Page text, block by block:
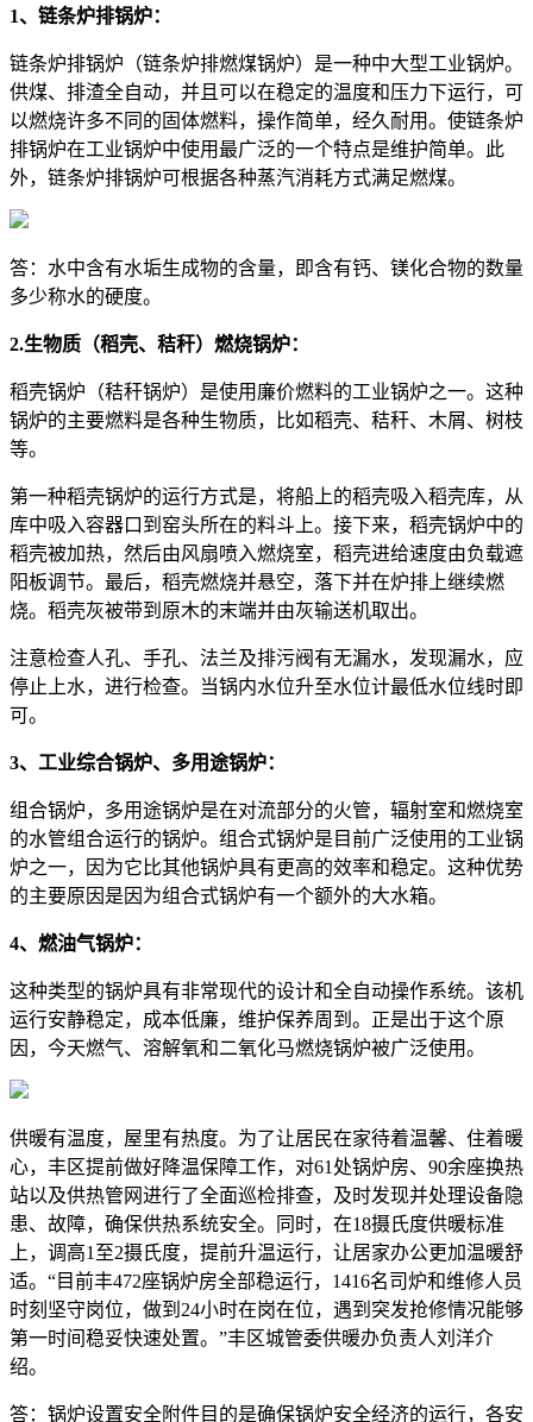
1、链条炉排锅炉：
链条炉排锅炉（链条炉排燃煤锅炉）是一种中大型工业锅炉。
供煤、排渣全自动，并且可以在稳定的温度和压力下运行，可
以燃烧许多不同的固体燃料，操作简单，经久耐用。使链条炉
排锅炉在工业锅炉中使用最广泛的一个特点是维护简单。此
外，链条炉排锅炉可根据各种蒸汽消耗方式满足燃煤。
答：水中含有水垢生成物的含量，即含有钙、镁化合物的数量
多少称水的硬度。
2.生物质（稻壳、秸秆）燃烧锅炉：
稻壳锅炉（秸秆锅炉）是使用廉价燃料的工业锅炉之一。这种
锅炉的主要燃料是各种生物质，比如稻壳、秸秆、木屑、树枝
等。
第一种稻壳锅炉的运行方式是，将船上的稻壳吸入稻壳库，从
库中吸入容器口到窑头所在的料斗上。接下来，稻壳锅炉中的
稻壳被加热，然后由风扇喷入燃烧室，稻壳进给速度由负载遮
阳板调节。最后，稻壳燃烧并悬空，落下并在炉排上继续燃
烧。稻壳灰被带到原木的末端并由灰输送机取出。
注意检查人孔、手孔、法兰及排污阀有无漏水，发现漏水，应
停止上水，进行检查。当锅内水位升至水位计最低水位线时即
可。
3、工业综合锅炉、多用途锅炉：
组合锅炉，多用途锅炉是在对流部分的火管，辐射室和燃烧室
的水管组合运行的锅炉。组合式锅炉是目前广泛使用的工业锅
炉之一，因为它比其他锅炉具有更高的效率和稳定。这种优势
的主要原因是因为组合式锅炉有一个额外的大水箱。
4、燃油气锅炉：
这种类型的锅炉具有非常现代的设计和全自动操作系统。该机
运行安静稳定，成本低廉，维护保养周到。正是出于这个原
因，今天燃气、溶解氧和二氧化马燃烧锅炉被广泛使用。
供暖有温度，屋里有热度。为了让居民在家待着温馨、住着暖
心，丰区提前做好降温保障工作，对61处锅炉房、90余座换热
站以及供热管网进行了全面巡检排查，及时发现并处理设备隐
患、故障，确保供热系统安全。同时，在18摄氏度供暖标准
上，调高1至2摄氏度，提前升温运行，让居家办公更加温暖舒
适。“目前丰472座锅炉房全部稳运行，1416名司炉和维修人员
时刻坚守岗位，做到24小时在岗在位，遇到突发抢修情况能够
第一时间稳妥快速处置。”丰区城管委供暖办负责人刘洋介
绍。
答：锅炉设置安全附件目的是确保锅炉安全经济的运行，各安